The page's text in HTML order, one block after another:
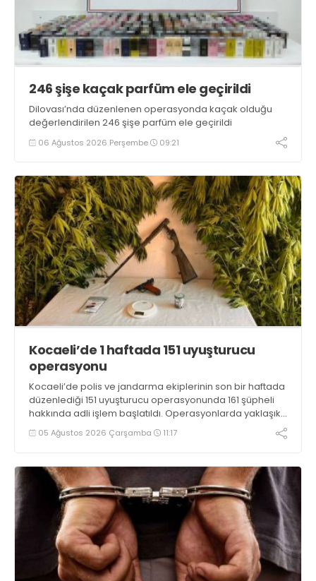
246 şişe kaçak parfüm ele geçirildi
Dilovası’nda düzenlenen operasyonda kaçak olduğu
değerlendirilen 246 şişe parfüm ele geçirildi
06 Ağustos 2026 Perşembe 09:21
Kocaeli’de 1 haftada 151 uyuşturucu
operasyonu
Kocaeli’de polis ve jandarma ekiplerinin son bir haftada
düzenlediği 151 uyuşturucu operasyonunda 161 şüpheli
hakkında adli işlem başlatıldı. Operasyonlarda yaklaşık
2 kilogram uyuşturucu madde ile 121 kök kenevir bitkisi
ele geçirilirken, 9 şüpheli tutuklandı
05 Ağustos 2026 Çarşamba 11:17